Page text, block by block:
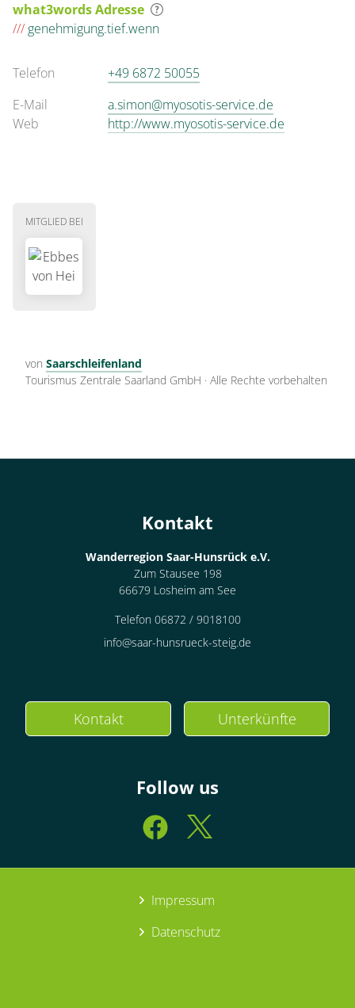
what3words Adresse
/// genehmigung.tief.wenn
Telefon
+49 6872 50055
E-Mail
a.simon@myosotis-service.de
Web
http://www.myosotis-service.de
MITGLIED BEI
von Saarschleifenland
Tourismus Zentrale Saarland GmbH · Alle Rechte vorbehalten
Kontakt
Wanderregion Saar-Hunsrück e.V.
Zum Stausee 198
66679 Losheim am See
Telefon 06872 / 9018100
info@saar-hunsrueck-steig.de
Kontakt Unterkünfte
Follow us
Impressum
Datenschutz